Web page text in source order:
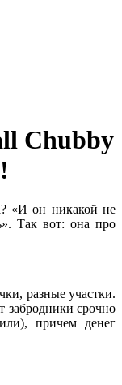
Chubby
«И он никакой не
Так вот: она про
разные участки.
забродники срочно
причем денег